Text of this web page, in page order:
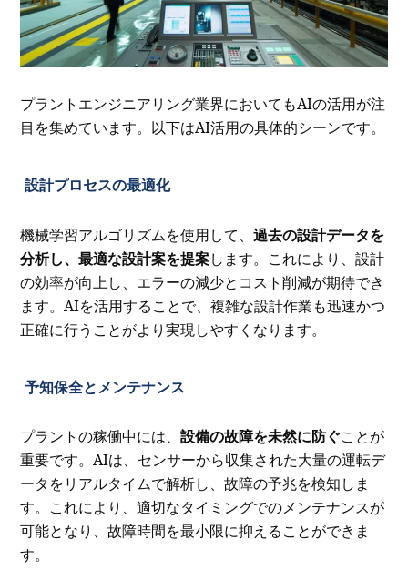
プラントエンジニアリング業界においてもAIの活用が注
目を集めています。以下はAI活用の具体的シーンです。
設計プロセスの最適化
機械学習アルゴリズムを使用して、過去の設計データを
分析し、最適な設計案を提案します。これにより、設計
の効率が向上し、エラーの減少とコスト削減が期待でき
ます。AIを活用することで、複雑な設計作業も迅速かつ
正確に行うことがより実現しやすくなります。
予知保全とメンテナンス
プラントの稼働中には、設備の故障を未然に防ぐことが
重要です。AIは、センサーから収集された大量の運転デ
ータをリアルタイムで解析し、故障の予兆を検知しま
す。これにより、適切なタイミングでのメンテナンスが
可能となり、故障時間を最小限に抑えることができま
す。